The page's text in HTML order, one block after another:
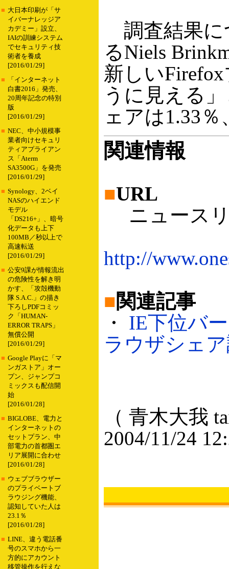
■ 大日本印刷が「サ
イバーナレッジア
カデミー」設立、
IAIの訓練システム
でセキュリティ技
術者を養成
[2016/01/29]
■
「インターネット
白書2016」発売、
20周年記念の特別
版
[2016/01/29]
■ NEC、中小規模事
業者向けセキュリ
ティアプライアン
ス「Aterm
SA3500G」を発売
[2016/01/29]
■ Synology、2ベイ
NASのハイエンド
モデル
「DS216+」、暗号
化データも上下
100MB／秒以上で
高速転送
[2016/01/29]
■ 公安9課が情報流出
の危険性を解き明
かす、「攻殻機動
隊 S.A.C.」の描き
下ろしPDFコミッ
ク「HUMAN-
ERROR TRAPS」
無償公開
[2016/01/29]
■ Google Playに「マ
ンガストア」オー
プン、ジャンプコ
ミックスも配信開
始
[2016/01/28]
■ BIGLOBE、電力と
インターネットの
セットプラン、中
部電力の首都圏エ
リア展開に合わせ
[2016/01/28]
■ ウェブブラウザー
のプライベートブ
ラウジング機能、
認知していた人は
23.1％
[2016/01/28]
■ LINE、違う電話番
号のスマホから一
方的にアカウント
移管操作を行えな
調査結果に
るNiels
新しい
うに見える
ェアは1.33％
関連情報
■URL
ニュースリ
http://
■関連記事
・ IE下位バ
ラウザシェ
（ 青木大我
2004/11/24